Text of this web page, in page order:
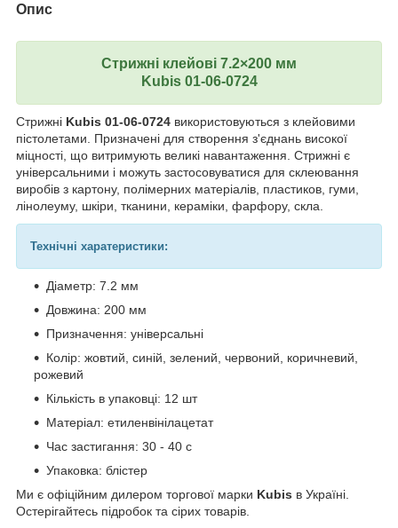
Опис
Стрижні клейові 7.2×200 мм
Kubis 01-06-0724
Стрижні Kubis 01-06-0724 використовуються з клейовими
пістолетами. Призначені для створення з'єднань високої
міцності, що витримують великі навантаження. Стрижні є
універсальними і можуть застосовуватися для склеювання
виробів з картону, полімерних матеріалів, пластиков, гуми,
лінолеуму, шкіри, тканини, кераміки, фарфору, скла.
Технічні харатеристики:
Діаметр: 7.2 мм
Довжина: 200 мм
Призначення: універсальні
Колір: жовтий, синій, зелений, червоний, коричневий,
рожевий
Кількість в упаковці: 12 шт
Матеріал: етиленвінілацетат
Час застигання: 30 - 40 с
Упаковка: блістер
Ми є офіційним дилером торгової марки Kubis в Україні.
Остерігайтесь підробок та сірих товарів.